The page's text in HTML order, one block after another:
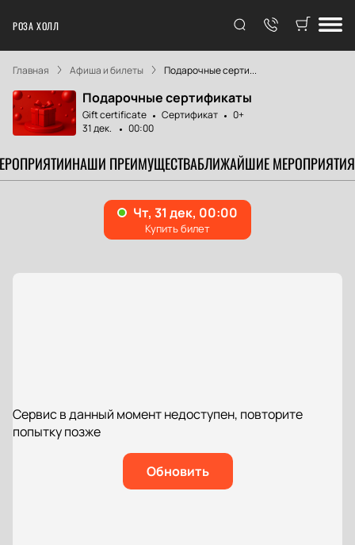
РОЗА ХОЛЛ
Главная Афиша и билеты Подарочные серти...
Подарочные сертификаты
Gift certificate Сертификат
0+
31 дек.
00:00
НАШИ ПРЕИМУЩЕСТВАБЛИЖАЙШИЕ МЕРОПРИЯТИЯ
Сервис в данный момент недоступен, повторите
попытку позже
Обновить